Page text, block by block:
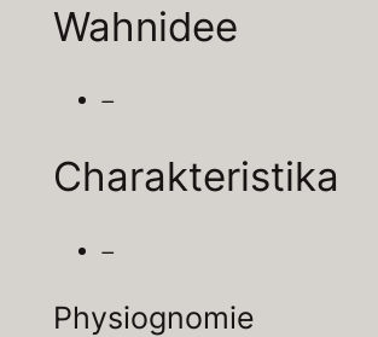
Wahnidee
–
Charakteristika
–
Physiognomie